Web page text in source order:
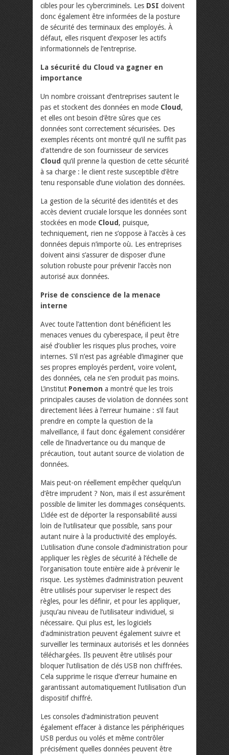
cibles pour les cybercriminels. Les DSI doivent
donc également être informées de la posture
de sécurité des terminaux des employés. À
défaut, elles risquent d’exposer les actifs
informationnels de l’entreprise.
La sécurité du Cloud va gagner en
importance
Un nombre croissant d’entreprises sautent le
pas et stockent des données en mode Cloud,
et elles ont besoin d’être sûres que ces
données sont correctement sécurisées. Des
exemples récents ont montré qu’il ne suffit pas
d’attendre de son fournisseur de services
Cloud qu’il prenne la question de cette sécurité
à sa charge : le client reste susceptible d’être
tenu responsable d’une violation des données.
La gestion de la sécurité des identités et des
accès devient cruciale lorsque les données sont
stockées en mode Cloud, puisque,
techniquement, rien ne s’oppose à l’accès à ces
données depuis n’importe où. Les entreprises
doivent ainsi s’assurer de disposer d’une
solution robuste pour prévenir l’accès non
autorisé aux données.
Prise de conscience de la menace
interne
Avec toute l’attention dont bénéficient les
menaces venues du cyberespace, il peut être
aisé d’oublier les risques plus proches, voire
internes. S’il n’est pas agréable d’imaginer que
ses propres employés perdent, voire volent,
des données, cela ne s’en produit pas moins.
L’institut Ponemon a montré que les trois
principales causes de violation de données sont
directement liées à l’erreur humaine : s’il faut
prendre en compte la question de la
malveillance, il faut donc également considérer
celle de l’inadvertance ou du manque de
précaution, tout autant source de violation de
données.
Mais peut-on réellement empêcher quelqu’un
d’être imprudent ? Non, mais il est assurément
possible de limiter les dommages conséquents.
L’idée est de déporter la responsabilité aussi
loin de l’utilisateur que possible, sans pour
autant nuire à la productivité des employés.
L’utilisation d’une console d’administration pour
appliquer les règles de sécurité à l’échelle de
l’organisation toute entière aide à prévenir le
risque. Les systèmes d’administration peuvent
être utilisés pour superviser le respect des
règles, pour les définir, et pour les appliquer,
jusqu’au niveau de l’utilisateur individuel, si
nécessaire. Qui plus est, les logiciels
d’administration peuvent également suivre et
surveiller les terminaux autorisés et les données
téléchargées. Ils peuvent être utilisés pour
bloquer l’utilisation de clés USB non chiffrées.
Cela supprime le risque d’erreur humaine en
garantissant automatiquement l’utilisation d’un
dispositif chiffré.
Les consoles d’administration peuvent
également effacer à distance les périphériques
USB perdus ou volés et même contrôler
précisément quelles données peuvent être